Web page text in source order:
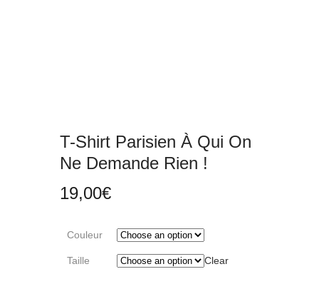
T-Shirt Parisien À Qui On
Ne Demande Rien !
19,00€
Couleur
Taille Clear